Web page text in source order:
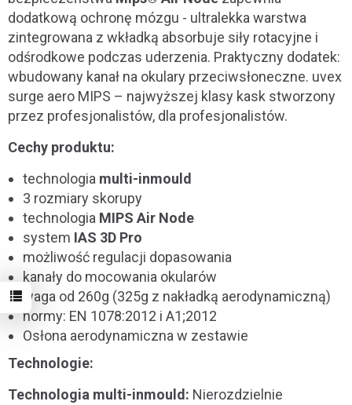
dodatkową ochronę mózgu - ultralekka warstwa
zintegrowana z wkładką absorbuje siły rotacyjne i
odśrodkowe podczas uderzenia. Praktyczny dodatek:
wbudowany kanał na okulary przeciwsłoneczne. uvex
surge aero MIPS – najwyższej klasy kask stworzony
przez profesjonalistów, dla profesjonalistów.
Cechy produktu:
technologia multi-inmould
3 rozmiary skorupy
technologia MIPS Air Node
system IAS 3D Pro
możliwość regulacji dopasowania
kanały do mocowania okularów
waga od 260g (325g z nakładką aerodynamiczną)
normy: EN 1078:2012 i A1;2012
Osłona aerodynamiczna w zestawie
Technologie:
Technologia multi-inmould: Nierozdzielnie